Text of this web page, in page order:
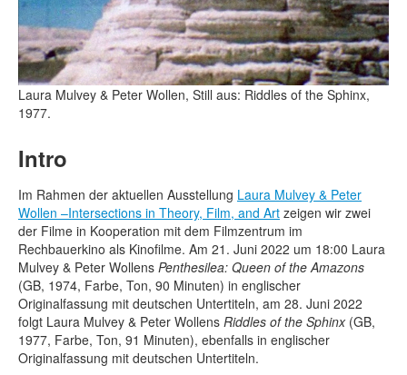
Laura Mulvey & Peter Wollen, Still aus: Riddles of the Sphinx,
1977.
Intro
Im Rahmen der aktuellen Ausstellung Laura Mulvey & Peter
Wollen –Intersections in Theory, Film, and Art zeigen wir zwei
der Filme in Kooperation mit dem Filmzentrum im
Rechbauerkino als Kinofilme. Am 21. Juni 2022 um 18:00 Laura
Mulvey & Peter Wollens Penthesilea: Queen of the Amazons
(GB, 1974, Farbe, Ton, 90 Minuten) in englischer
Originalfassung mit deutschen Untertiteln, am 28. Juni 2022
folgt Laura Mulvey & Peter Wollens Riddles of the Sphinx(GB,
1977, Farbe, Ton, 91 Minuten), ebenfalls in englischer
Originalfassung mit deutschen Untertiteln.